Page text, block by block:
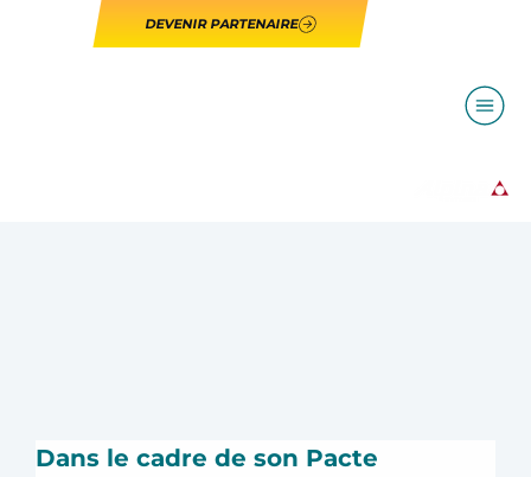
DEVENIR PARTENAIRE
Dans le cadre de son Pacte